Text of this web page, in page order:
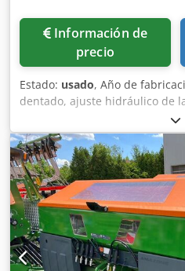
Información de
precio
Estado: usado, Año de
dentado, ajuste hidráulico de
del grupo de discos / ajuste
de trabajo de la unidad de
para Ceus 50 / ajuste
trabajo del campo de púas
CUCHILLA 80 mm / (14/K1)